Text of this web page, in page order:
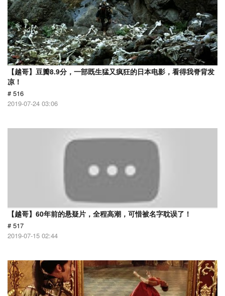
【越哥】豆瓣8.9分，一部既生猛又疯狂的日本电影，看得我脊背发
凉！
# 516
2019-07-24 03:06
【越哥】60年前的悬疑片，全程高潮，可惜被名字耽误了！
# 517
2019-07-15 02:44